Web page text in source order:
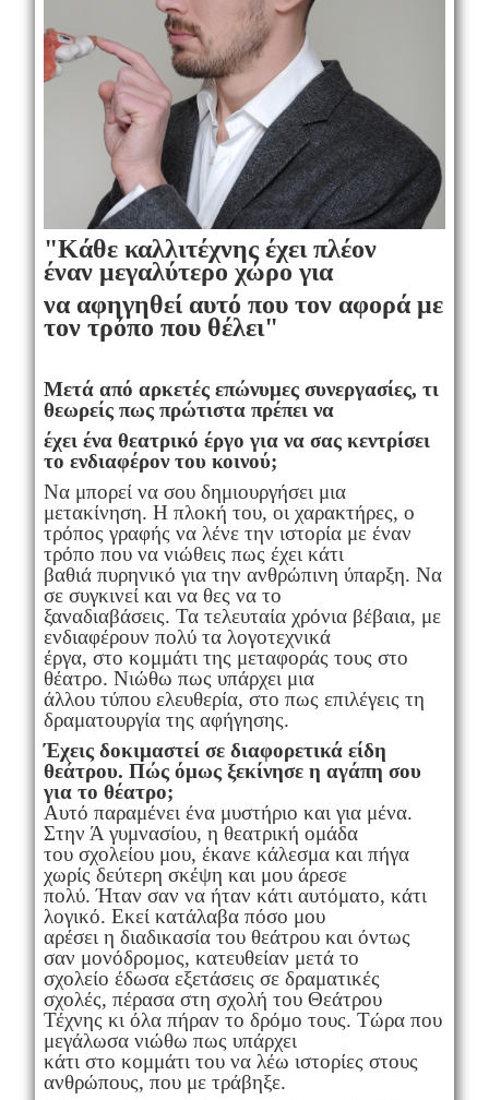
"Κάθε καλλιτέχνης έχει πλέον
έναν μεγαλύτερο χώρο για
να αφηγηθεί αυτό που τον αφορά με
τον τρόπο που θέλει"
Μετά από αρκετές επώνυμες συνεργασίες, τι
θεωρείς πως πρώτιστα πρέπει να
έχει ένα θεατρικό έργο για να σας κεντρίσει
το ενδιαφέρον του κοινού;
Να μπορεί να σου δημιουργήσει μια
μετακίνηση. Η πλοκή του, οι χαρακτήρες, ο
τρόπος γραφής να λένε την ιστορία με έναν
τρόπο που να νιώθεις πως έχει κάτι
βαθιά πυρηνικό για την ανθρώπινη ύπαρξη. Να
σε συγκινεί και να θες να το
ξαναδιαβάσεις. Τα τελευταία χρόνια βέβαια, με
ενδιαφέρουν πολύ τα λογοτεχνικά
έργα, στο κομμάτι της μεταφοράς τους στο
θέατρο. Νιώθω πως υπάρχει μια
άλλου τύπου ελευθερία, στο πως επιλέγεις τη
δραματουργία της αφήγησης.
Έχεις δοκιμαστεί σε διαφορετικά είδη
θεάτρου. Πώς όμως ξεκίνησε η αγάπη σου
για το θέατρο;
Αυτό παραμένει ένα μυστήριο και για μένα.
Στην Ά γυμνασίου, η θεατρική ομάδα
του σχολείου μου, έκανε κάλεσμα και πήγα
χωρίς δεύτερη σκέψη και μου άρεσε
πολύ. Ήταν σαν να ήταν κάτι αυτόματο, κάτι
λογικό. Εκεί κατάλαβα πόσο μου
αρέσει η διαδικασία του θεάτρου και όντως
σαν μονόδρομος, κατευθείαν μετά το
σχολείο έδωσα εξετάσεις σε δραματικές
σχολές, πέρασα στη σχολή του Θεάτρου
Τέχνης κι όλα πήραν το δρόμο τους. Τώρα που
μεγάλωσα νιώθω πως υπάρχει
κάτι στο κομμάτι του να λέω ιστορίες στους
ανθρώπους, που με τράβηξε.